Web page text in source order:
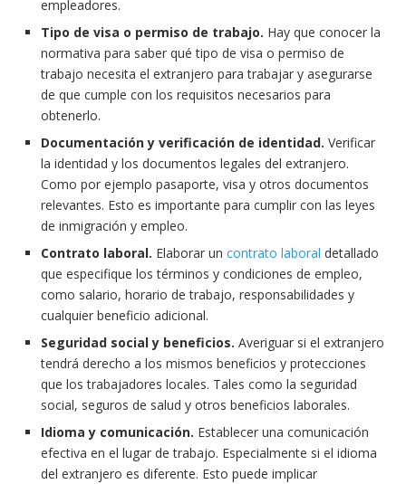
empleadores.
Tipo de visa o permiso de trabajo. Hay que conocer la
normativa para saber qué tipo de visa o permiso de
trabajo necesita el extranjero para trabajar y asegurarse
de que cumple con los requisitos necesarios para
obtenerlo.
Documentación y verificación de identidad. Verificar
la identidad y los documentos legales del extranjero.
Como por ejemplo pasaporte, visa y otros documentos
relevantes. Esto es importante para cumplir con las leyes
de inmigración y empleo.
Contrato laboral. Elaborar un contrato laboral detallado
que especifique los términos y condiciones de empleo,
como salario, horario de trabajo, responsabilidades y
cualquier beneficio adicional.
Seguridad social y beneficios. Averiguar si el extranjero
tendrá derecho a los mismos beneficios y protecciones
que los trabajadores locales. Tales como la seguridad
social, seguros de salud y otros beneficios laborales.
Idioma y comunicación. Establecer una comunicación
efectiva en el lugar de trabajo. Especialmente si el idioma
del extranjero es diferente. Esto puede implicar